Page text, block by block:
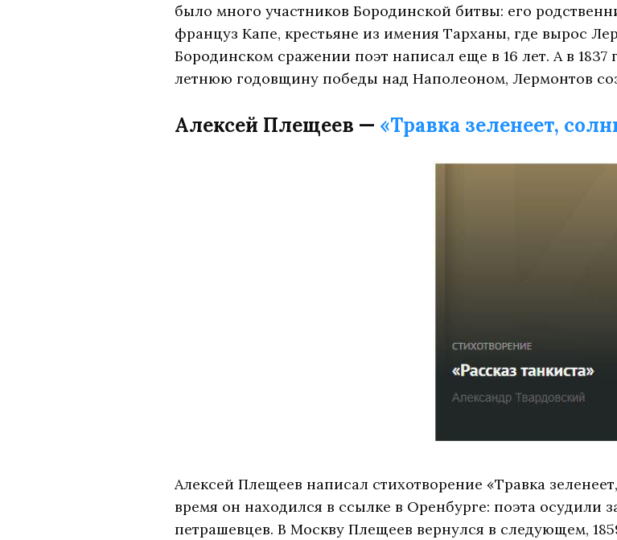
было много участников Бородинской битвы: его
француз Капе, крестьяне из имения Тарханы, где вырос
Бородинском сражении поэт написал еще в 16 лет. А в 1837
летнюю годовщину победы над Наполеоном, Лермонтов
Алексей Плещеев — «Травка зеленеет,
Алексей Плещеев написал стихотворение «Травка
время он находился в ссылке в Оренбурге: поэта осудили
петрашевцев. В Москву Плещеев вернулся в следующем,